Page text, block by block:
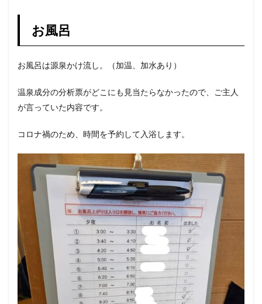
お風呂
お風呂は源泉かけ流し。（加温、加水あり）
温泉成分の分析票がどこにも見当たらなかったので、ご主人
が言っていた内容です。
コロナ禍のため、時間を予約して入浴します。